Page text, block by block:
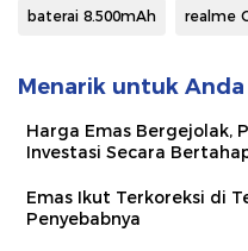
baterai 8.500mAh realme
Menarik untuk Anda
Harga Emas Bergejolak,
Investasi Secara
Emas Ikut Terkoreksi di
Penyebabnya